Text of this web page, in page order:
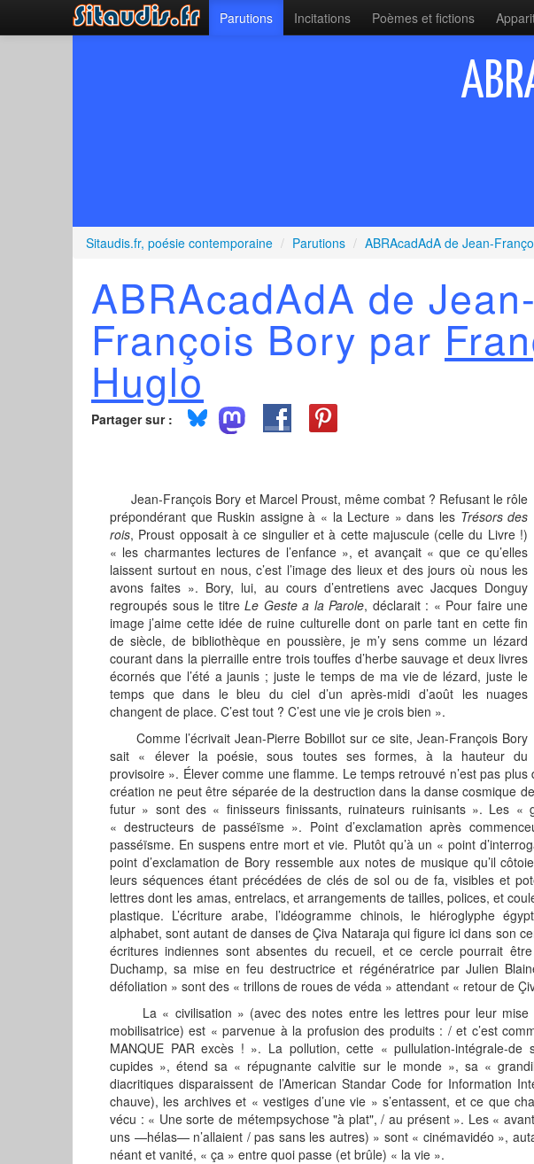
Parutions Incitations Poèmes et fictions
Sitaudis.fr, poésie contemporaine / Parutions / ABRAcadAdA de Jean-
ABRAcadAdA de Jean-
François Bory par
Huglo
Partager sur :
Jean-François Bory et Marcel Proust, même combat ? Refusant le rôle
prépondérant que Ruskin assigne à « la Lecture » dans les Trésors des
rois, Proust opposait à ce singulier et à cette majuscule (celle du Livre !)
« les charmantes lectures de l’enfance », et avançait « que ce qu’elles
laissent surtout en nous, c’est l’image des lieux et des jours où nous les
avons faites ». Bory, lui, au cours d’entretiens avec Jacques Donguy
regroupés sous le titreLe Geste a la Parole, déclarait : « Pour faire une
image j’aime cette idée de ruine culturelle dont on parle tant en cette fin
de siècle, de bibliothèque en poussière, je m’y sens comme un lézard
courant dans la pierraille entre trois touffes d’herbe sauvage et deux livres
écornés que l’été a jaunis ; juste le temps de ma vie de lézard, juste le
temps que dans le bleu du ciel d’un après-midi d’août les nuages
changent de place. C’est tout ? C’est une vie je crois bien ».
Comme l’écrivait Jean-Pierre Bobillot sur ce site, Jean-François Bory
sait « élever la poésie, sous toutes ses formes, à la hauteur du
provisoire ». Élever comme une flamme. Le temps retrouvé n’est pas
création ne peut être séparée de la destruction dans la danse cosmique
futur » sont des « finisseurs finissants, ruinateurs ruinisants ». Les «
« destructeurs de passéïsme ». Point d’exclamation après
passéïsme. En suspens entre mort et vie. Plutôt qu’à un « point
point d’exclamation de Bory ressemble aux notes de musique qu’il
leurs séquences étant précédées de clés de sol ou de fa, visibles et
lettres dont les amas, entrelacs, et arrangements de tailles, polices, et
plastique. L’écriture arabe, l’idéogramme chinois, le hiéroglyphe
alphabet, sont autant de danses de Çiva Nataraja qui figure ici dans son
écritures indiennes sont absentes du recueil, et ce cercle pourrait
Duchamp, sa mise en feu destructrice et régénératrice par Julien
défoliation » sont des « trillons de roues de véda » attendant « retour de
La « civilisation » (avec des notes entre les lettres pour leur mise
mobilisatrice) est « parvenue à la profusion des produits : / et c’est
MANQUE PAR excès ! ». La pollution, cette « pullulation-intégrale-de
cupides », étend sa « répugnante calvitie sur le monde », sa «
diacritiques disparaissent de l’American Standar Code for Information
chauve), les archives et « vestiges d’une vie » s’entassent, et ce que
vécu : « Une sorte de métempsychose "à plat", / au présent ». Les «
uns —hélas— n’allaient / pas sans les autres) » sont « cinémavidéo »,
néant et vanité, « ça » entre quoi passe (et brûle) « la vie ».